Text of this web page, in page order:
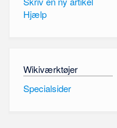
Hjælp
Wikiværktøjer
Specialsider